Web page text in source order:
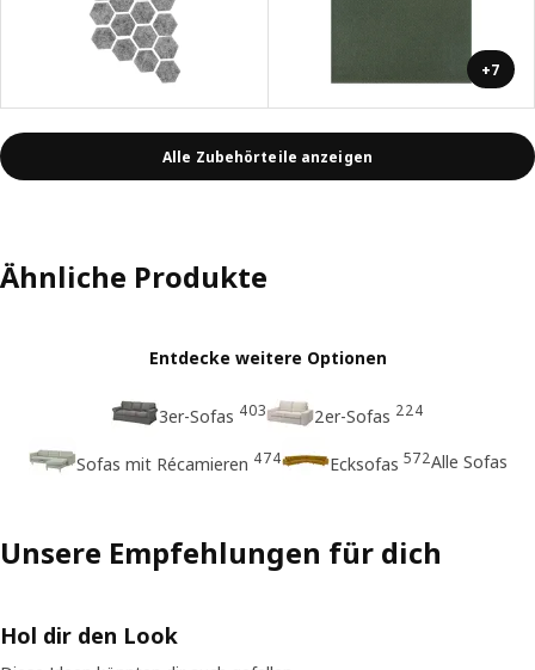
+7
Alle Zubehörteile anzeigen
Ähnliche Produkte
Entdecke weitere Optionen
3er-Sofas 403 2er-Sofas 224
Sofas mit Récamieren 474 Ecksofas 572Alle Sofas
Unsere Empfehlungen für dich
Hol dir den Look